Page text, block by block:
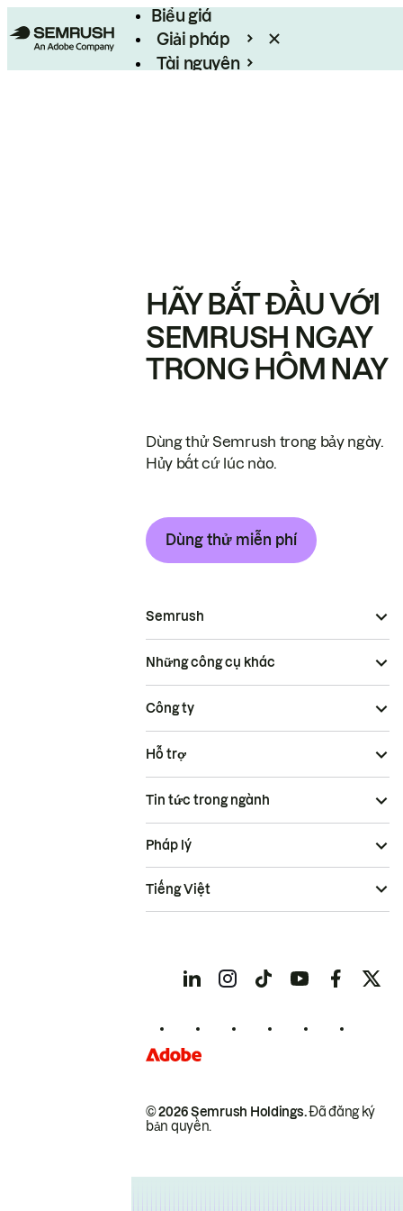
Biểu giá
Giải pháp
Tài nguyên
HÃY BẮT ĐẦU VỚI
SEMRUSH NGAY
TRONG HÔM NAY
Dùng thử Semrush trong bảy ngày.
Hủy bất cứ lúc nào.
Dùng thử miễn phí
Semrush
Những công cụ khác
Công ty
Hỗ trợ
Tin tức trong ngành
© 2026 Semrush Holdings.Đã đăng ký
bản quyền.
Pháp lý
Tiếng Việt